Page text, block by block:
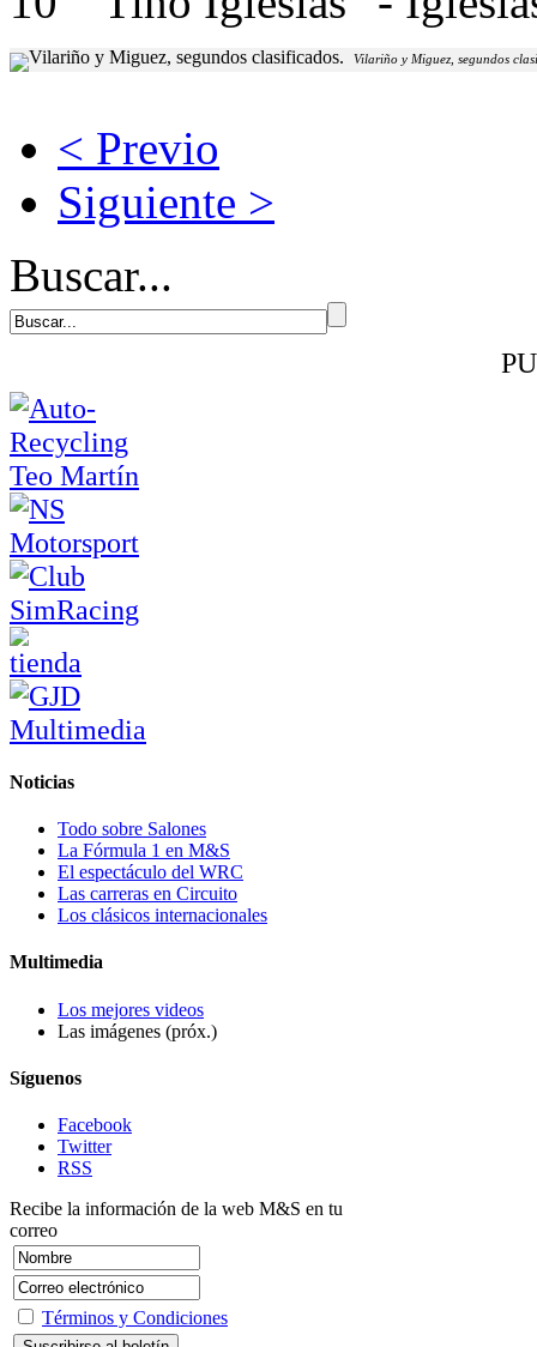
Vilariño y Miguez, segundos
< Previo
Siguiente >
Buscar...
Noticias
Todo sobre Salones
La Fórmula 1 en M&S
El espectáculo del WRC
Las carreras en Circuito
Los clásicos internacionales
Multimedia
Los mejores videos
Las imágenes (próx.)
Síguenos
Facebook
Twitter
RSS
Recibe la información de la web M&S en tu
correo
Términos y Condiciones